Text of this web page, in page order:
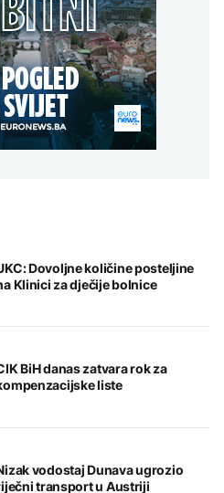
Dovoljne količine posteljine
Klinici za dječije bolnice
BiH danas zatvara rok za
liste
vodostaj Dunava ugrozio
transport u Austriji